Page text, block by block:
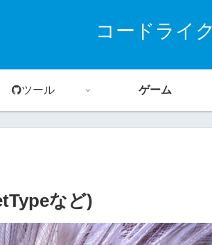
コードライク
ツール ゲーム
など)